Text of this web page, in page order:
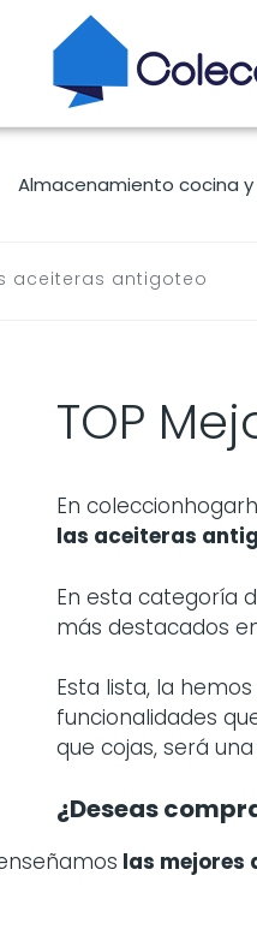
Almacenamiento cocina
aceiteras antigoteo
TOP
En
las aceiteras
En esta categoría
más destacados
Esta lista, la
funcionalidades
que cojas, será
¿Deseas
las mejores